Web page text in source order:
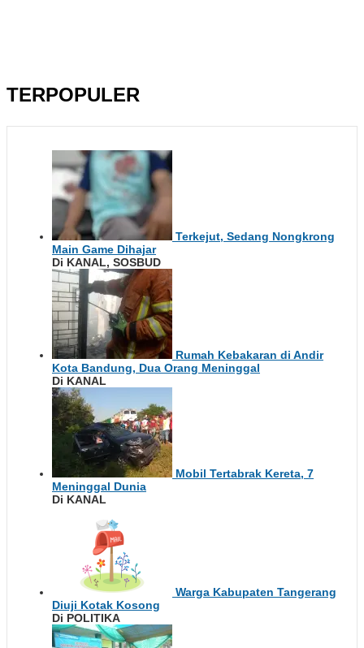
TERPOPULER
Terkejut, Sedang Nongkrong
Main Game Dihajar
Di KANAL, SOSBUD
Rumah Kebakaran di Andir
Kota Bandung, Dua Orang Meninggal
Di KANAL
Mobil Tertabrak Kereta, 7
Meninggal Dunia
Di KANAL
Warga Kabupaten Tangerang
Diuji Kotak Kosong
Di POLITIKA